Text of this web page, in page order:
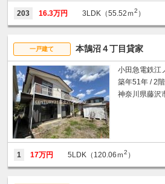
203 16.3万円 3LDK（55.52ｍ2 ）
一戸建て 本鵠沼４丁目貸家
小田急電鉄江
築年51年 / 2
神奈川県藤沢
1 17万円 5LDK（120.06ｍ2 ）